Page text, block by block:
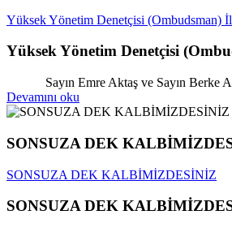
Yüksek Yönetim Denetçisi (Ombudsman)
Yüksek Yönetim Denetçisi
Sayın Emre Aktaş ve Sayın Berke
Devamını oku
SONSUZA DEK
SONSUZA DEK KALBİMİZDESİNİZ
SONSUZA DEK